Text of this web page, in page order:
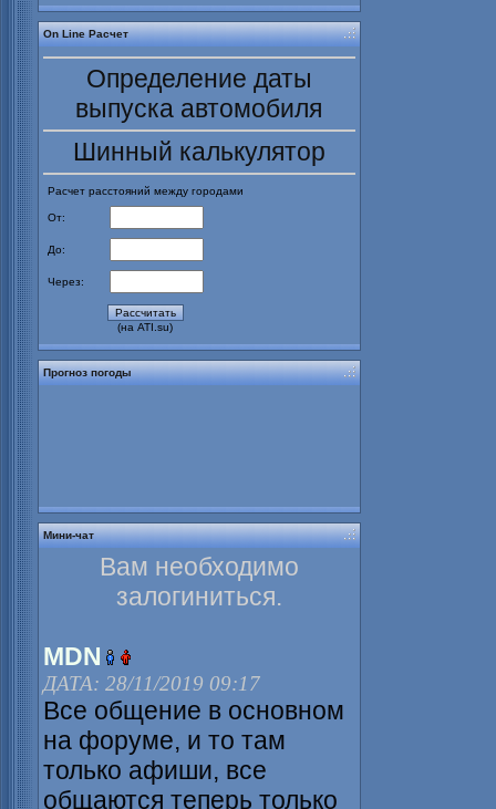
On Line Расчет
Определение даты
выпуска автомобиля
Шинный калькулятор
Расчет расстояний между городами
От:
До:
Через:
(на ATI.su)
Прогноз погоды
Мини-чат
Вам необходимо
залогиниться.
MDN
ДАТА: 28/11/2019 09:17
Все общение в основном
на форуме, и то там
только афиши, все
общаются теперь только